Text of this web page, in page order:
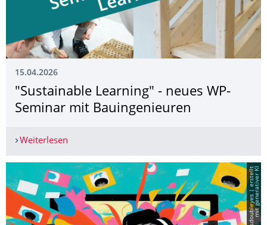
15.04.2026
"Sustainable Learning" - neues WP-
Seminar mit Bauingenieuren
Weiterlesen
I